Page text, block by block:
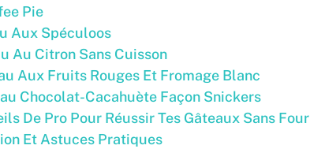
Pie
Aux Spéculoos
Au Citron Sans Cuisson
Aux Fruits Rouges Et Fromage Blanc
Chocolat-Cacahuète Façon Snickers
De Pro Pour Réussir Tes Gâteaux Sans Four
Et Astuces Pratiques